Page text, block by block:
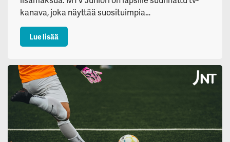
kanava, joka näyttää suosituimpia…
Lue lisää: Kuukauden bonuskanava heinäkuu